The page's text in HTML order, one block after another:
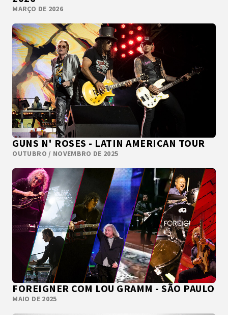
MARÇO DE 2026
GUNS N' ROSES - LATIN AMERICAN TOUR
OUTUBRO / NOVEMBRO DE 2025
FOREIGNER COM LOU GRAMM - SÃO PAULO
MAIO DE 2025